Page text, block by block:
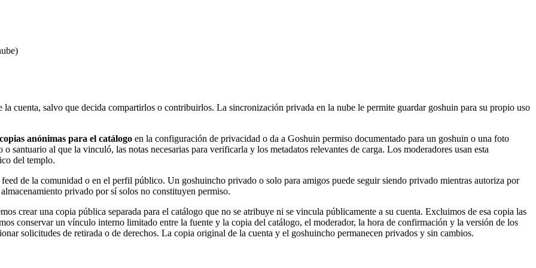
cuenta, salvo que decida compartirlos o contribuirlos. La sincronización privada en la nube le permite guardar goshuin para su propio uso
anónimas para el catálogo en la configuración de privacidad o da a Goshuin permiso documentado para un goshuin o una foto
santuario al que la vinculó, las notas necesarias para verificarla y los metadatos relevantes de carga. Los moderadores usan esta
del templo.
de la comunidad o en el perfil público. Un goshuincho privado o solo para amigos puede seguir siendo privado mientras autoriza por
privado por sí solos no constituyen permiso.
crear una copia pública separada para el catálogo que no se atribuye ni se vincula públicamente a su cuenta. Excluimos de esa copia las
conservar un vínculo interno limitado entre la fuente y la copia del catálogo, el moderador, la hora de confirmación y la versión de los
solicitudes de retirada o de derechos. La copia original de la cuenta y el goshuincho permanecen privados y sin cambios.